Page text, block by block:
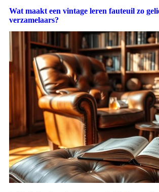
Wat maakt een vintage leren fauteuil zo
verzamelaars?